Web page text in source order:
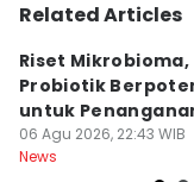
Related Articles
Riset Mikrobioma,
Probiotik
untuk
Jerawat
06 Agu 2026, 22:43 WIB
News